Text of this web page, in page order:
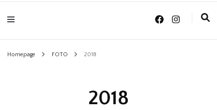
Fiera del Vintage,
modernariato e
collezionismo
(Bastia Umbra)
Homepage FOTO 2018
2018